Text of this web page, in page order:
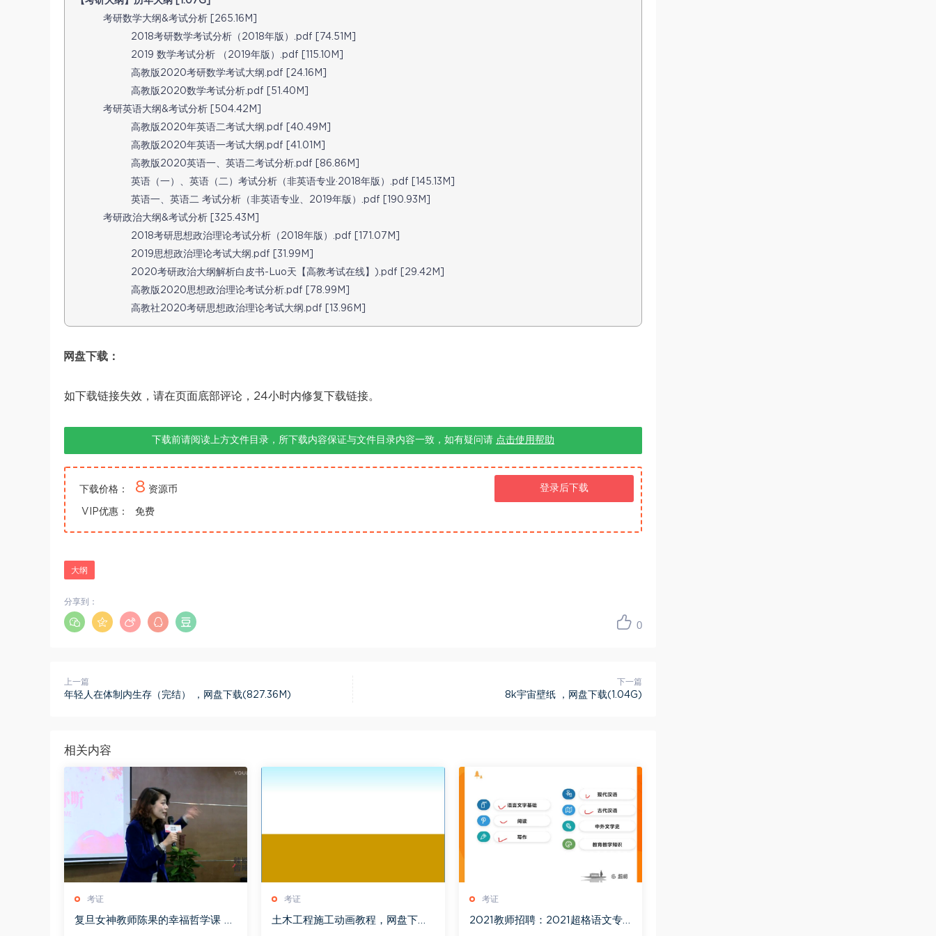
考研数学大纲&考试分析 [265.16M]
2018考研数学考试分析（2018年版）.pdf [74.51M]
2019 数学考试分析 （2019年版）.pdf [115.10M]
高教版2020考研数学考试大纲.pdf [24.16M]
高教版2020数学考试分析.pdf [51.40M]
考研英语大纲&考试分析 [504.42M]
高教版2020年英语二考试大纲.pdf [40.49M]
高教版2020年英语一考试大纲.pdf [41.01M]
高教版2020英语一、英语二考试分析.pdf [86.86M]
英语（一）、英语（二）考试分析（非英语专业·2018年版）.pdf [145.13M]
英语一、英语二 考试分析（非英语专业、2019年版）.pdf [190.93M]
考研政治大纲&考试分析 [325.43M]
2018考研思想政治理论考试分析（2018年版）.pdf [171.07M]
2019思想政治理论考试大纲.pdf [31.99M]
2020考研政治大纲解析白皮书-Luo天【高教考试在线】).pdf [29.42M]
高教版2020思想政治理论考试分析.pdf [78.99M]
高教社2020考研思想政治理论考试大纲.pdf [13.96M]
网盘下载：
如下载链接失效，请在页面底部评论，24小时内修复下载链接。
下载前请阅读上方文件目录，所下载内容保证与文件目录内容一致，如有疑问请 点击使用帮助
下载价格： 8 资源币
VIP优惠： 免费
登录后下载
大纲
0
分享到：
上一篇
年轻人在体制内生存（完结） ，网盘下载(827.36M)
下一篇
8k宇宙壁纸 ，网盘下载(1.04G)
相关内容
考证
复旦女神教师陈果的幸福哲学课 换
考证
土木工程施工动画教程，网盘下载
考证
2021教师招聘：2021超格语文专